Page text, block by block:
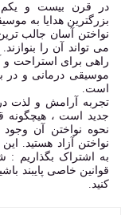
در قرن بیست و
بزرگترین هدایا به
نواختن آسان جالب
می تواند آن را
راهی برای استراحت و
موسیقی درمانی و در
است.
تجربه آرامش و لذت
جدید است ، هیچگونه
نحوه نواختن آن
نواختن آزاد هستید.
به اشتراک بگذاریم :
قوانین خاصی پایبند
کنید.